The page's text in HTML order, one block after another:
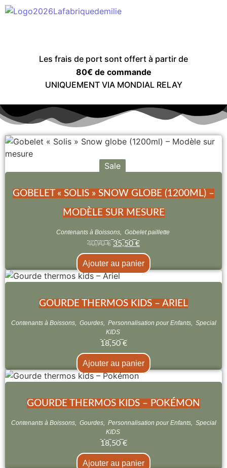
Les frais de port sont offert à partir de
80€ de commande
UNIQUEMENT VIA MONDIAL RELAY
Sale
GOBELET « SOLIS » SNOW GLOBE (1200ML) –
MODÈLE SUR MESURE
Contenants à Boissons, Gobelet paillette
40,90€ 35,50 €
Ajouter au panier
GOURDE THERMOS KIDS – ARIEL
Contenants à Boissons, Gourdes, Personnalisation pour Enfants, Special
KIDS
18,50 €
Ajouter au panier
GOURDE THERMOS KIDS – POKÉMON
Contenants à Boissons, Gourdes, Personnalisation pour Enfants, Special
KIDS
18,50 €
Ajouter au panier